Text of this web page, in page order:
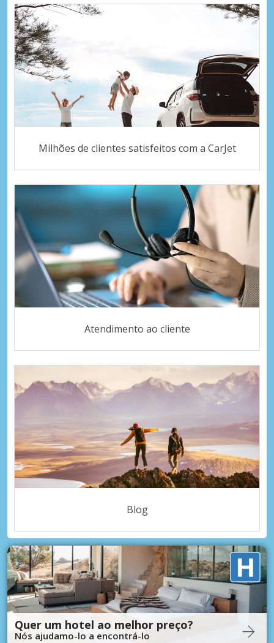
Milhões de clientes satisfeitos com a CarJet
Atendimento ao cliente
Blog
Quer um hotel ao melhor preço?
Nós ajudamo-lo a encontrá-lo